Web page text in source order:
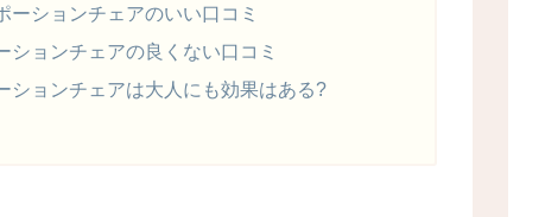
ーションチェアのいい口コミ
ションチェアの良くない口コミ
ションチェアは大人にも効果はある?